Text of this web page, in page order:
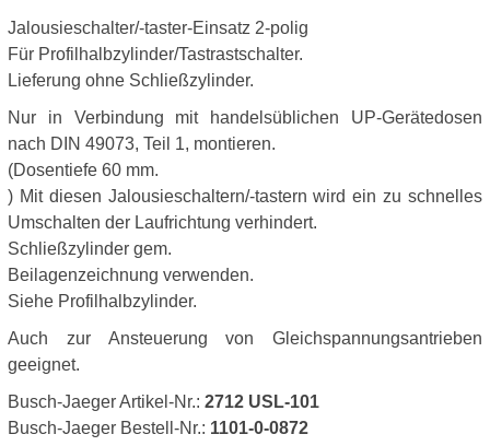
Jalousieschalter/-taster-Einsatz 2-polig
Für Profilhalbzylinder/Tastrastschalter.
Lieferung ohne Schließzylinder.
Nur in Verbindung mit handelsüblichen UP-Gerätedosen
nach DIN 49073, Teil 1, montieren.
(Dosentiefe 60 mm.
) Mit diesen Jalousieschaltern/-tastern wird ein zu schnelles
Umschalten der Laufrichtung verhindert.
Schließzylinder gem.
Beilagenzeichnung verwenden.
Siehe Profilhalbzylinder.
Auch zur Ansteuerung von Gleichspannungsantrieben
geeignet.
Busch-Jaeger Artikel-Nr.: 2712 USL-101
Busch-Jaeger Bestell-Nr.: 1101-0-0872